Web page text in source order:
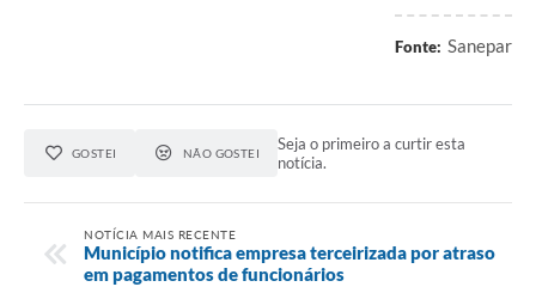
Briefing de Ações, Divulgações e Eventos
Telefones Úteis
Fonte: Sanepar
GOSTEI NÃO GOSTEI
Seja o primeiro a curtir esta
notícia.
NOTÍCIA MAIS RECENTE
Município notifica empresa terceirizada por atraso
em pagamentos de funcionários